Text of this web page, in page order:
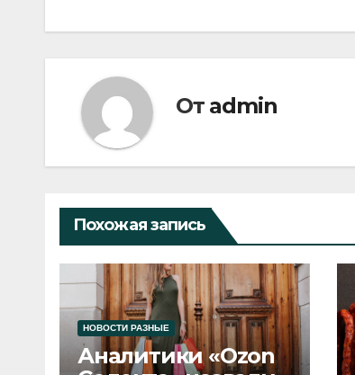
От admin
Похожая запись
НОВОСТИ РАЗНЫЕ
Аналитики «Ozon